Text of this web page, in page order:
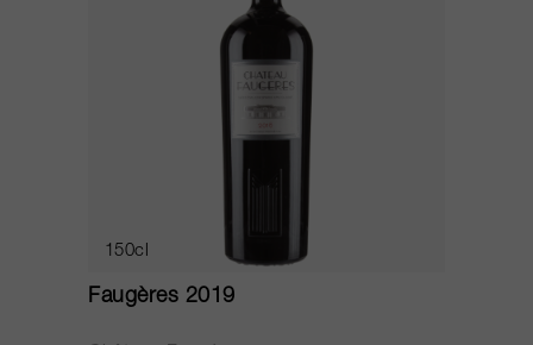
150cl
Faugères 2019